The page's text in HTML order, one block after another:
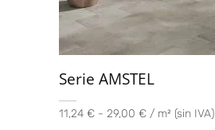
Serie AMSTEL
11,24 € - 29,00 € / m² (sin IVA)